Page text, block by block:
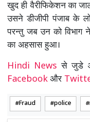
खुद ही वैरीफिकेशन का
उसने डीजीपी पंजाब के
परन्तु जब उन को विभाग
का अहसास हुआ।
Hindi Newsसे जुडे
Facebook और
Fraud police